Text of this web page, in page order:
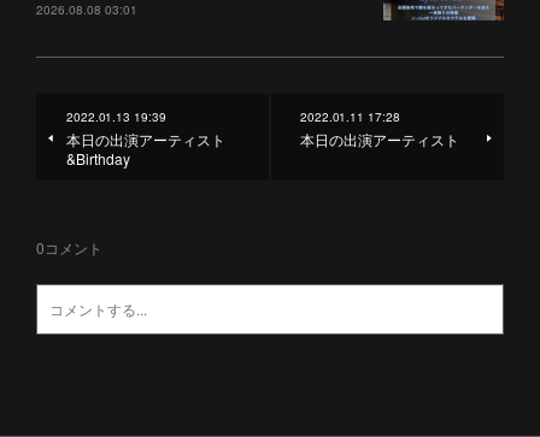
2026.08.08 03:01
2022.01.13 19:39
本日の出演アーティスト
&Birthday
2022.01.11 17:28
本日の出演アーティスト
0コメント